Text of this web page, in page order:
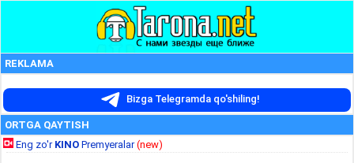
REKLAMA
Bizga Telegramda qo'shiling!
ORTGA QAYTISH
Eng zo'r KINO Premyeralar(new)